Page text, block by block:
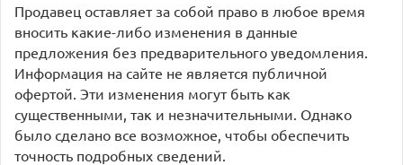
Продавец оставляет за собой право в любое время
вносить какие-либо изменения в данные
предложения без предварительного уведомления.
Информация на сайте не является публичной
офертой. Эти изменения могут быть как
существенными, так и незначительными. Однако
было сделано все возможное, чтобы обеспечить
точность подробных сведений.